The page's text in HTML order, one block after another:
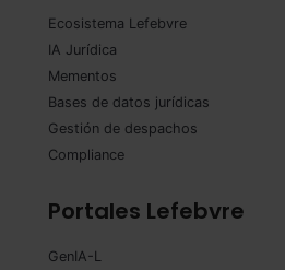
Ecosistema Lefebvre
IA Jurídica
Mementos
Bases de datos jurídicas
Gestión de despachos
Compliance
Portales Lefebvre
GenIA-L